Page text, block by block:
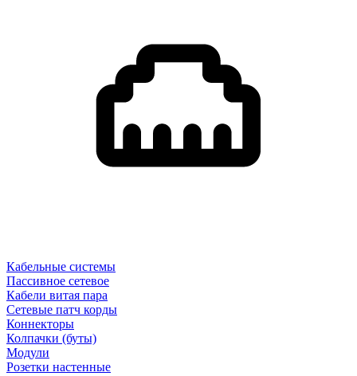
Кабельные системы
Пассивное сетевое
Кабели витая пара
Сетевые патч корды
Коннекторы
Колпачки (буты)
Модули
Розетки настенные